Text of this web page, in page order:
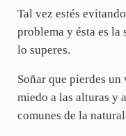
Tal vez estés
problema y ésta es la
lo superes.
Soñar que pierdes
miedo a las alturas y
comunes de la